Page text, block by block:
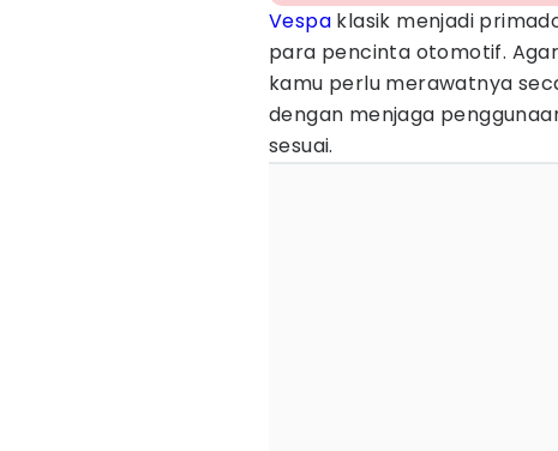
Vespa klasik menjadi
para pencinta otomotif.
kamu perlu merawatnya
dengan menjaga
sesuai.